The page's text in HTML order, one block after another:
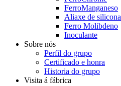
FerroManganeso
Aliaxe de
Ferro Molibdeno
Inoculante
Sobre nós
Perfil do grupo
Certificado e honra
Historia do grupo
Visita á fábrica